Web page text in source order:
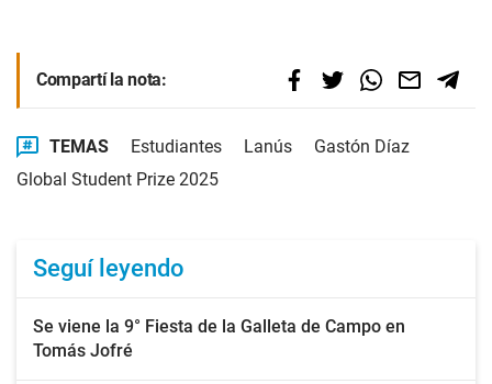
Compartí la nota:
TEMAS Estudiantes Lanús
Gastón Díaz
Global Student Prize 2025
Seguí leyendo
Se viene la 9° Fiesta de la Galleta de Campo en
Tomás Jofré